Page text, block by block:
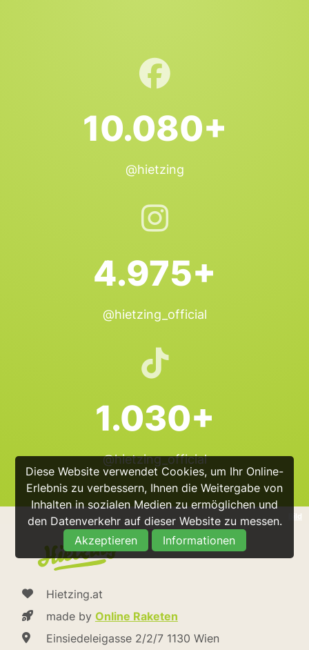
Diese Website verwendet Cookies, um Ihr Online-
Erlebnis zu verbessern, Ihnen die Weitergabe von
Inhalten in sozialen Medien zu ermöglichen und
den Datenverkehr auf dieser Website zu messen.
Akzeptieren
Informationen
10.080+
@hietzing
4.975+
@hietzing_official
1.030+
@hietzing_official
Bild
Hietzing.at
made by Online Raketen
Einsiedeleigasse 2/2/7 1130 Wien